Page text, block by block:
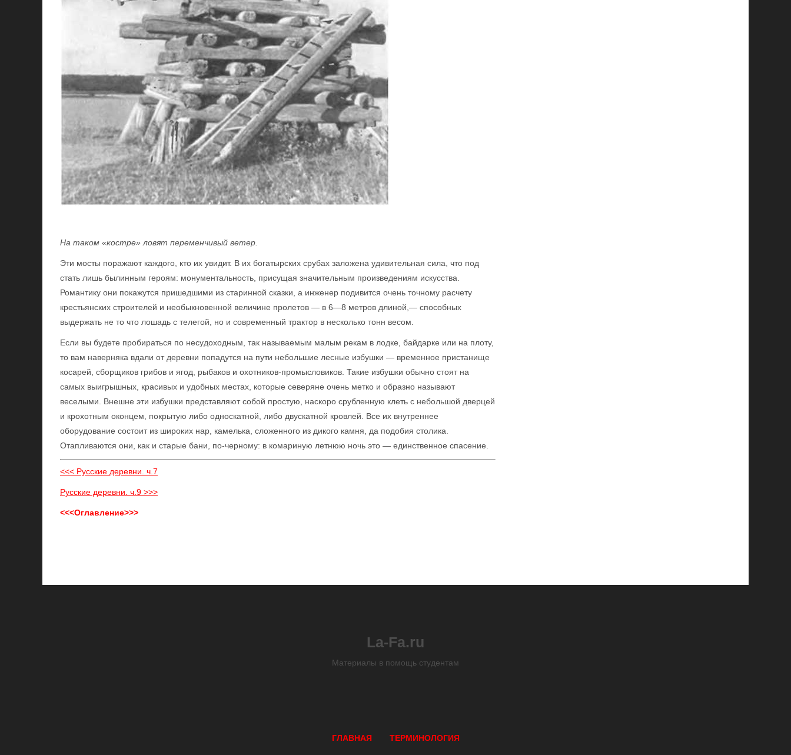
На таком «костре» ловят переменчивый ветер.
Эти мосты поражают каждого, кто их увидит. В их богатырских срубах заложена удивительная сила, что под
стать лишь былинным героям: монументальность, присущая значительным произведениям искусства.
Романтику они покажутся пришедшими из старинной сказки, а инженер подивится очень точному расчету
крестьянских строителей и необыкновенной величине пролетов — в 6—8 метров длиной,— способных
выдержать не то что лошадь с телегой, но и современный трактор в несколько тонн весом.
Если вы будете пробираться по несудоходным, так называемым малым рекам в лодке, байдарке или на плоту,
то вам наверняка вдали от деревни попадутся на пути небольшие лесные избушки — временное пристанище
косарей, сборщиков грибов и ягод, рыбаков и охотников-промысловиков. Такие избушки обычно стоят на
самых выигрышных, красивых и удобных местах, которые северяне очень метко и образно называют
веселыми. Внешне эти избушки представляют собой простую, наскоро срубленную клеть с небольшой дверцей
и крохотным оконцем, покрытую либо односкатной, либо двускатной кровлей. Все их внутреннее
оборудование состоит из широких нар, камелька, сложенного из дикого камня, да подобия столика.
Отапливаются они, как и старые бани, по-черному: в комариную летнюю ночь это — единственное спасение.
<<< Русские деревни. ч.7
Русские деревни. ч.9 >>>
<<<Оглавление>>>
La-Fa.ru
Материалы в помощь студентам
ГЛАВНАЯ ТЕРМИНОЛОГИЯ